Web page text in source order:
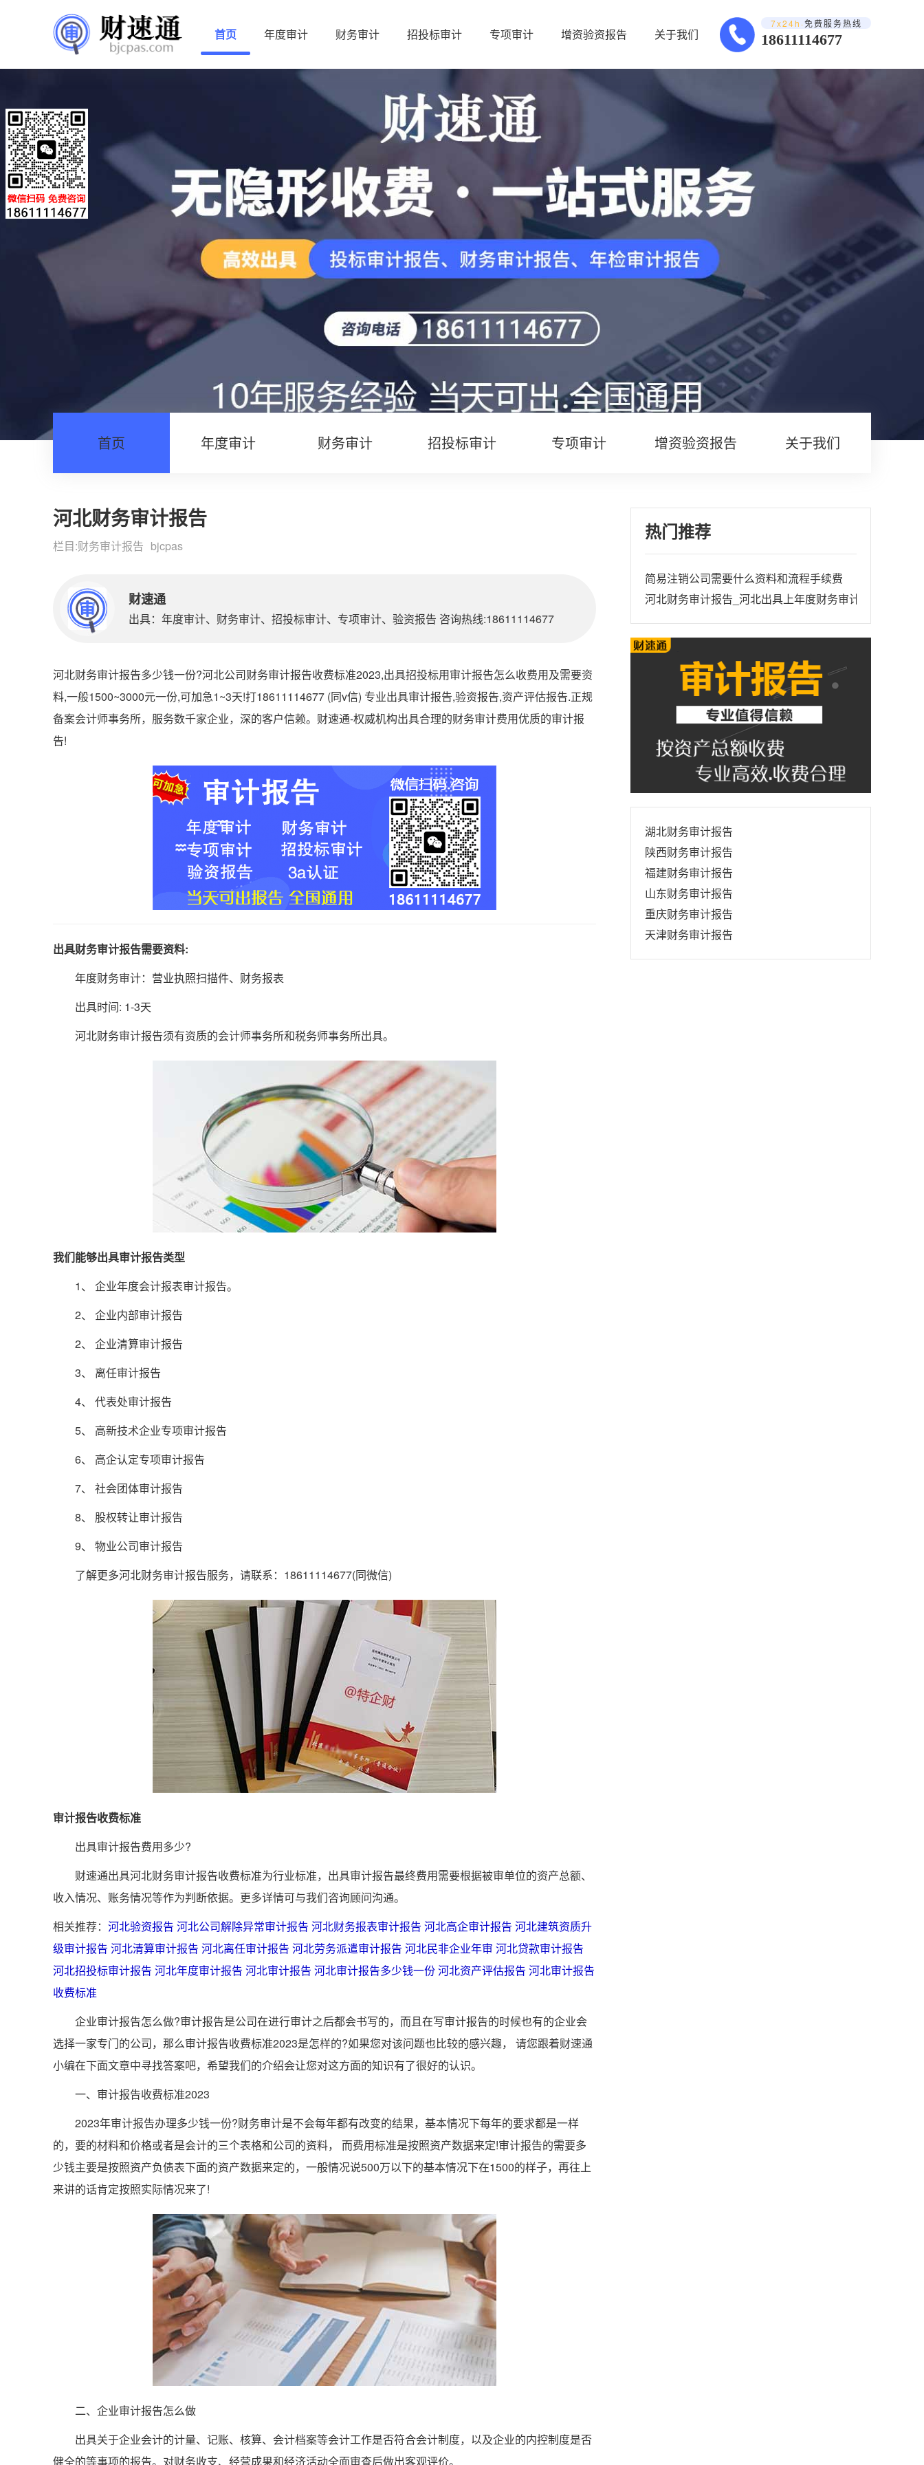
首页 年度审计 财务审计 招投标审计 专项审计 增资验资报告 关于我们
7x24h·免费服务热线
18611114677
首页 年度审计 财务审计 招投标审计 专项审计 增资验资报告 关于我们
河北财务审计报告
栏目:财务审计报告 bjcpas
财速通
出具：年度审计、财务审计、招投标审计、专项审计、验资报告 咨询热线:18611114677
河北财务审计报告多少钱一份?河北公司财务审计报告收费标准2023,出具招投标用审计报告怎么收费用及需要资
料,一般1500~3000元一份,可加急1~3天!打18611114677 (同v信) 专业出具审计报告,验资报告,资产评估报告.正规
备案会计师事务所，服务数千家企业，深的客户信赖。财速通-权威机构出具合理的财务审计费用优质的审计报
告!
出具财务审计报告需要资料:
年度财务审计：营业执照扫描件、财务报表
出具时间: 1-3天
河北财务审计报告须有资质的会计师事务所和税务师事务所出具。
我们能够出具审计报告类型
1、 企业年度会计报表审计报告。
2、 企业内部审计报告
2、 企业清算审计报告
3、 离任审计报告
4、 代表处审计报告
5、 高新技术企业专项审计报告
6、 高企认定专项审计报告
7、 社会团体审计报告
8、 股权转让审计报告
9、 物业公司审计报告
了解更多河北财务审计报告服务，请联系：18611114677(同微信)
审计报告收费标准
出具审计报告费用多少?
财速通出具河北财务审计报告收费标准为行业标准，出具审计报告最终费用需要根据被审单位的资产总额、
收入情况、账务情况等作为判断依据。更多详情可与我们咨询顾问沟通。
相关推荐： 河北验资报告 河北公司解除异常审计报告 河北财务报表审计报告 河北高企审计报告 河北建筑资质升
级审计报告 河北清算审计报告 河北离任审计报告 河北劳务派遣审计报告 河北民非企业年审 河北贷款审计报告
河北招投标审计报告 河北年度审计报告 河北审计报告 河北审计报告多少钱一份河北资产评估报告 河北审计报告
收费标准
企业审计报告怎么做?审计报告是公司在进行审计之后都会书写的，而且在写审计报告的时候也有的企业会
选择一家专门的公司，那么审计报告收费标准2023是怎样的?如果您对该问题也比较的感兴趣， 请您跟着财速通
小编在下面文章中寻找答案吧，希望我们的介绍会让您对这方面的知识有了很好的认识。
一、审计报告收费标准2023
2023年审计报告办理多少钱一份?财务审计是不会每年都有改变的结果，基本情况下每年的要求都是一样
的，要的材料和价格或者是会计的三个表格和公司的资料， 而费用标准是按照资产数据来定!审计报告的需要多
少钱主要是按照资产负债表下面的资产数据来定的，一般情况说500万以下的基本情况下在1500的样子，再往上
来讲的话肯定按照实际情况来了!
二、企业审计报告怎么做
出具关于企业会计的计量、记账、核算、会计档案等会计工作是否符合会计制度，以及企业的内控制度是否
健全的等事项的报告。对财务收支、经营成果和经济活动全面审查后做出客观评价。
热门推荐
简易注销公司需要什么资料和流程手续费
河北财务审计报告_河北出具上年度财务审计报告多少钱
湖北财务审计报告
陕西财务审计报告
福建财务审计报告
山东财务审计报告
重庆财务审计报告
天津财务审计报告